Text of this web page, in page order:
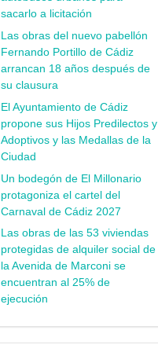
sacarlo a licitación
Las obras del nuevo pabellón
Fernando Portillo de Cádiz
arrancan 18 años después de
su clausura
El Ayuntamiento de Cádiz
propone sus Hijos Predilectos y
Adoptivos y las Medallas de la
Ciudad
Un bodegón de El Millonario
protagoniza el cartel del
Carnaval de Cádiz 2027
Las obras de las 53 viviendas
protegidas de alquiler social de
la Avenida de Marconi se
encuentran al 25% de
ejecución